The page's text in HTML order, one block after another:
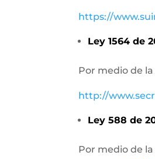
https://
Ley 1564 de
Por medio de
http://
Ley 588 de
Por medio de